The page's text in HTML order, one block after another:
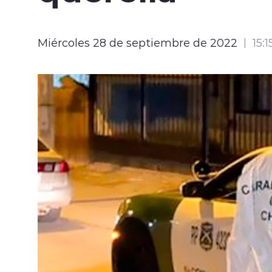
Miércoles 28 de septiembre de 2022